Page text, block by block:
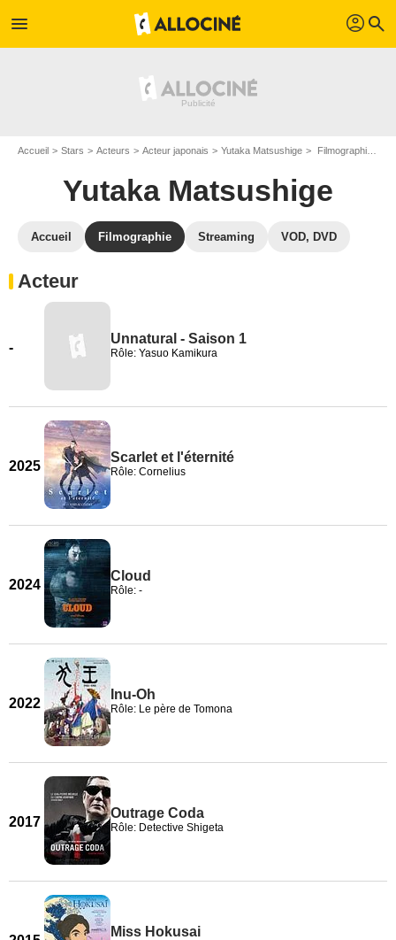
menu profil search
Accueil Stars Acteurs Acteur japonais Yutaka Matsushige Filmographie Yutaka Matsushige
Yutaka Matsushige
Accueil Filmographie Streaming VOD, DVD
Acteur
-
Unnatural - Saison 1
Rôle: Yasuo Kamikura
2025
Scarlet et l'éternité
Rôle: Cornelius
2024
Cloud
Rôle: -
2022
Inu-Oh
Rôle: Le père de Tomona
2017
Outrage Coda
Rôle: Detective Shigeta
Miss Hokusai